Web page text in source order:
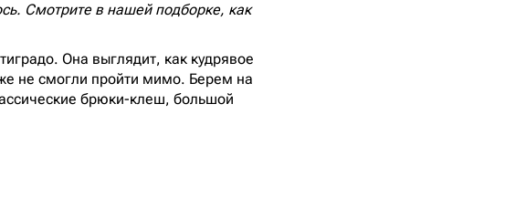
Смотрите в нашей подборке, как
Она выглядит, как кудрявое
не смогли пройти мимо. Берем на
брюки-клеш, большой